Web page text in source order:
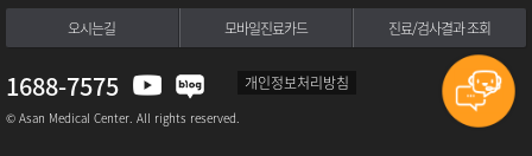
오시는길 모바일진료카드 진료/검사결과 조회
1688-7575 개인정보처리방침
© Asan Medical Center. All rights reserved.